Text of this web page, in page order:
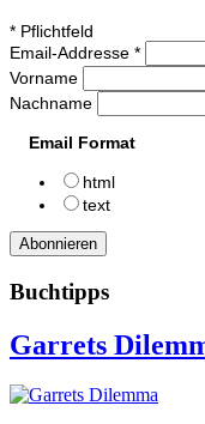
* Pflichtfeld
Email-Addresse *
Vorname
Nachname
Email Format
html
text
Buchtipps
Garrets